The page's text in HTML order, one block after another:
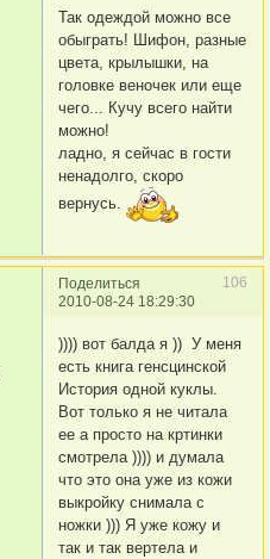
Так одеждой можно все
обыграть! Шифон, разные
цвета, крылышки, на
головке веночек или еще
чего... Кучу всего найти
можно!
ладно, я сейчас в гости
ненадолго, скоро
вернусь.
Поделиться
106
2010-08-24 18:29:30
)))) вот балда я )) У меня
есть книга генсцинской
История одной куклы.
Вот только я не читала
ее а просто на кртинки
смотрела )))) и думала
что это она уже из кожи
выкройку снимала с
ножки ))) Я уже кожу и
так и так вертела и